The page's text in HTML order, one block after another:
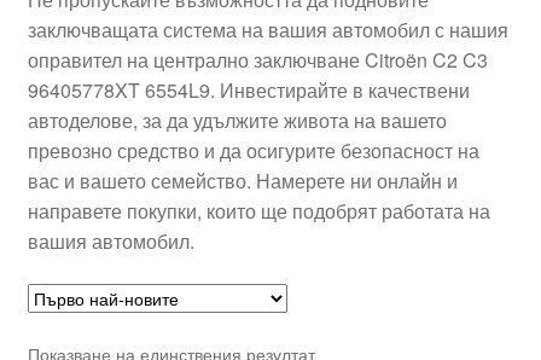
Транспорт
заключващата система на вашия автомобил с нашия
оправител на централно заключване Citroën C2 C3
96405778XT 6554L9. Инвестирайте в качествени
автоделове, за да удължите живота на вашето
превозно средство и да осигурите безопасност на
вас и вашето семейство. Намерете ни онлайн и
направете покупки, които ще подобрят работата на
вашия автомобил.
Показване на единствения резултат